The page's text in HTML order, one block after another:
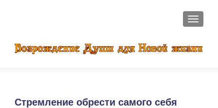
Стремление обрести самого себя